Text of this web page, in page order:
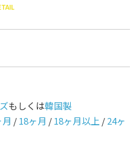
もしくは韓国製
/18ヶ月 /18ヶ月以上 /24ヶ